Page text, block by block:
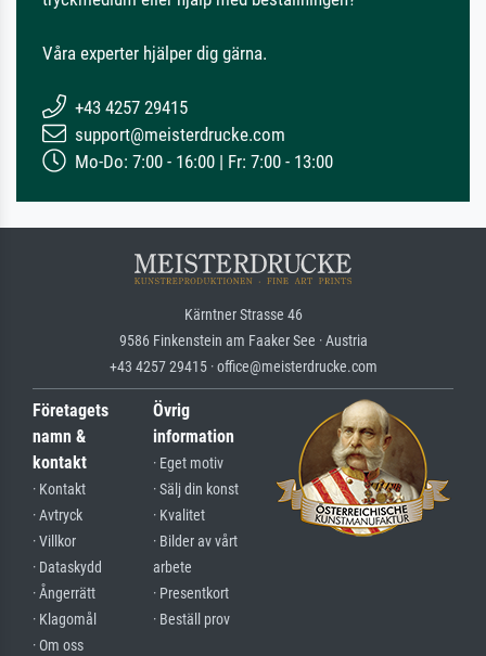
Våra experter hjälper dig gärna.
+43 4257 29415
support@meisterdrucke.com
Mo-Do: 7:00 - 16:00 | Fr: 7:00 - 13:00
Kärntner Strasse 46
9586 Finkenstein am Faaker See · Austria
+43 4257 29415 · office@meisterdrucke.com
Företagets
namn &
kontakt
· Kontakt
· Avtryck
· Villkor
· Dataskydd
· Ångerrätt
· Klagomål
· Om oss
Övrig
information
· Eget motiv
· Sälj din konst
· Kvalitet
· Bilder av vårt
arbete
· Presentkort
· Beställ prov